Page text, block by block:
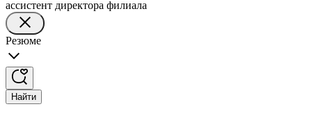
ассистент директора филиала
Резюме
Найти